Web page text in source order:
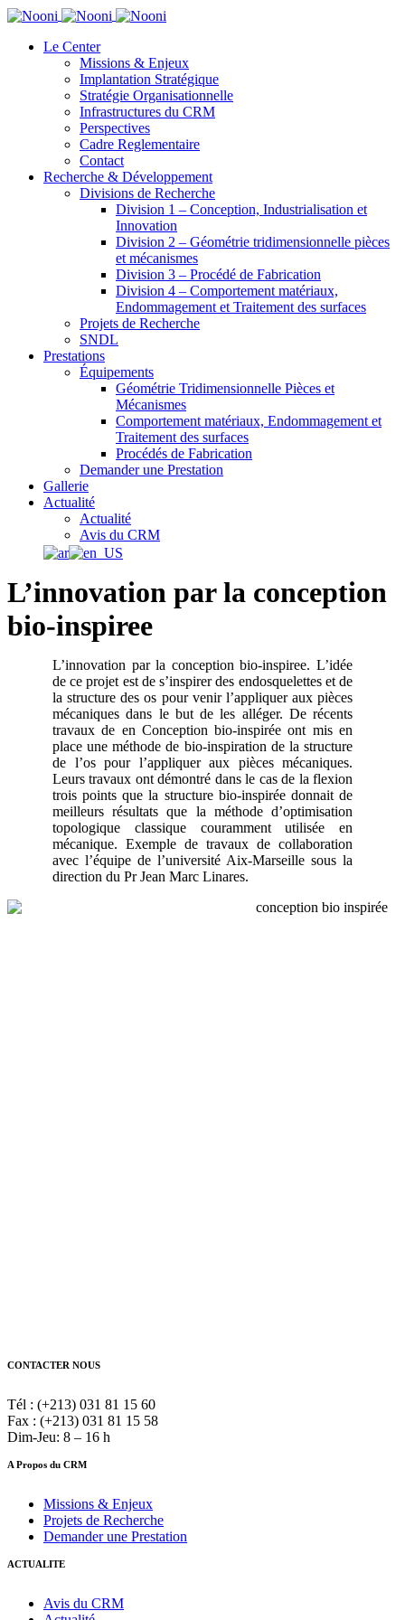
Le Center
Missions & Enjeux
Implantation Stratégique
Stratégie Organisationnelle
Infrastructures du CRM
Perspectives
Cadre Reglementaire
Contact
Recherche & Développement
Divisions de Recherche
Division 1 – Conception, Industrialisation et
Innovation
Division 2 – Géométrie tridimensionnelle pièces
et mécanismes
Division 3 – Procédé de Fabrication
Division 4 – Comportement matériaux,
Endommagement et Traitement des surfaces
Projets de Recherche
SNDL
Prestations
Équipements
Géométrie Tridimensionnelle Pièces et
Mécanismes
Comportement matériaux, Endommagement et
Traitement des surfaces
Procédés de Fabrication
Demander une Prestation
Gallerie
Actualité
Actualité
Avis du CRM
L’innovation par la conception
bio-inspiree
L’innovation par la conception bio-inspiree. L’idée
de ce projet est de s’inspirer des endosquelettes et de
la structure des os pour venir l’appliquer aux pièces
mécaniques dans le but de les alléger. De récents
travaux de en Conception bio-inspirée ont mis en
place une méthode de bio-inspiration de la structure
de l’os pour l’appliquer aux pièces mécaniques.
Leurs travaux ont démontré dans le cas de la flexion
trois points que la structure bio-inspirée donnait de
meilleurs résultats que la méthode d’optimisation
topologique classique couramment utilisée en
mécanique. Exemple de travaux de collaboration
avec l’équipe de l’université Aix-Marseille sous la
direction du Pr Jean Marc Linares.
CONTACTER NOUS
Tél : (+213) 031 81 15 60
Fax : (+213) 031 81 15 58
Dim-Jeu: 8 – 16 h
A Propos du CRM
Missions & Enjeux
Projets de Recherche
Demander une Prestation
ACTUALITE
Avis du CRM